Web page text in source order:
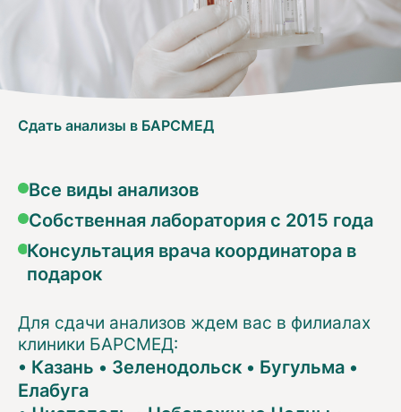
Сдать анализы в БАРСМЕД
Все виды анализов
Собственная лаборатория с 2015 года
Консультация врача координатора в
подарок
Для сдачи анализов ждем вас в филиалах
клиники БАРСМЕД:
• Казань • Зеленодольск • Бугульма •
Елабуга